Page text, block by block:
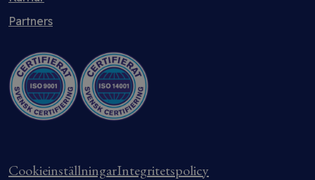
Partners
CookieinställningarIntegritetspolicy